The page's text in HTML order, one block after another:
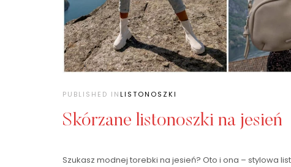
PUBLISHED INLISTONOSZKI
Skórzane listonoszki na jesień
Szukasz modnej torebki na jesień? Oto i ona – stylowa